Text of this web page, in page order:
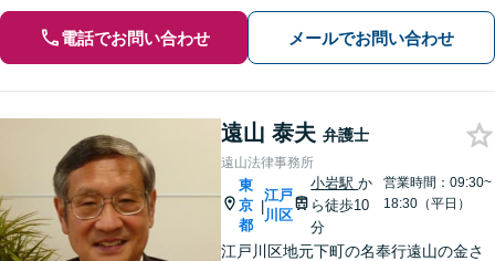
電話でお問い合わせ メールでお問い合わせ
遠山 泰夫 弁護士
遠山法律事務所
東
京
都
|
江戸
川区
小岩駅か
ら徒歩10
分
営業時間：09:30~
18:30（平日）
江戸川区地元下町の名奉行遠山の金さ